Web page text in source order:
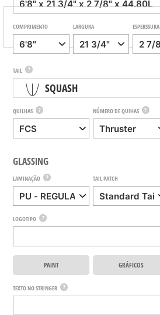
COMPRIMENTO LARGURA ESPERSSURA
TAIL ?
SQUASH
QUILHAS ? NÚMERO DE QUIHAS ?
GLASSING
LAMINAÇÃO ? TAIL PATCH
LOGOTIPO ?
PAINT GRÁFICOS
TEXTO NO STRINGER ?